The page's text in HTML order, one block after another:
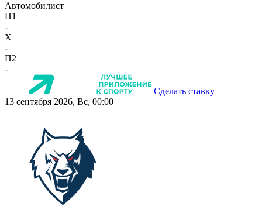
Автомобилист
П1
-
X
-
П2
-
Сделать ставку
13 сентября 2026, Вс, 00:00